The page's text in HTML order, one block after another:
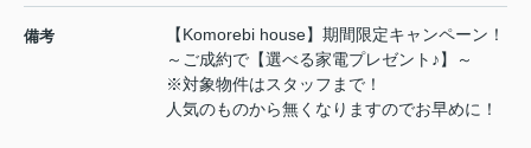
備考
【Komorebi house】期間限定キャンペーン！
～ご成約で【選べる家電プレゼント♪】～
※対象物件はスタッフまで！
人気のものから無くなりますのでお早めに！